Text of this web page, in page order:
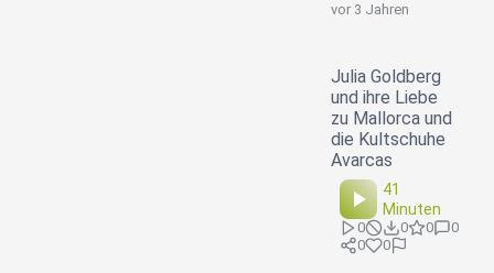
vor 3 Jahren
Julia Goldberg
und ihre Liebe
zu Mallorca und
die Kultschuhe
Avarcas
41
Minuten
0 0 0
0
0
0